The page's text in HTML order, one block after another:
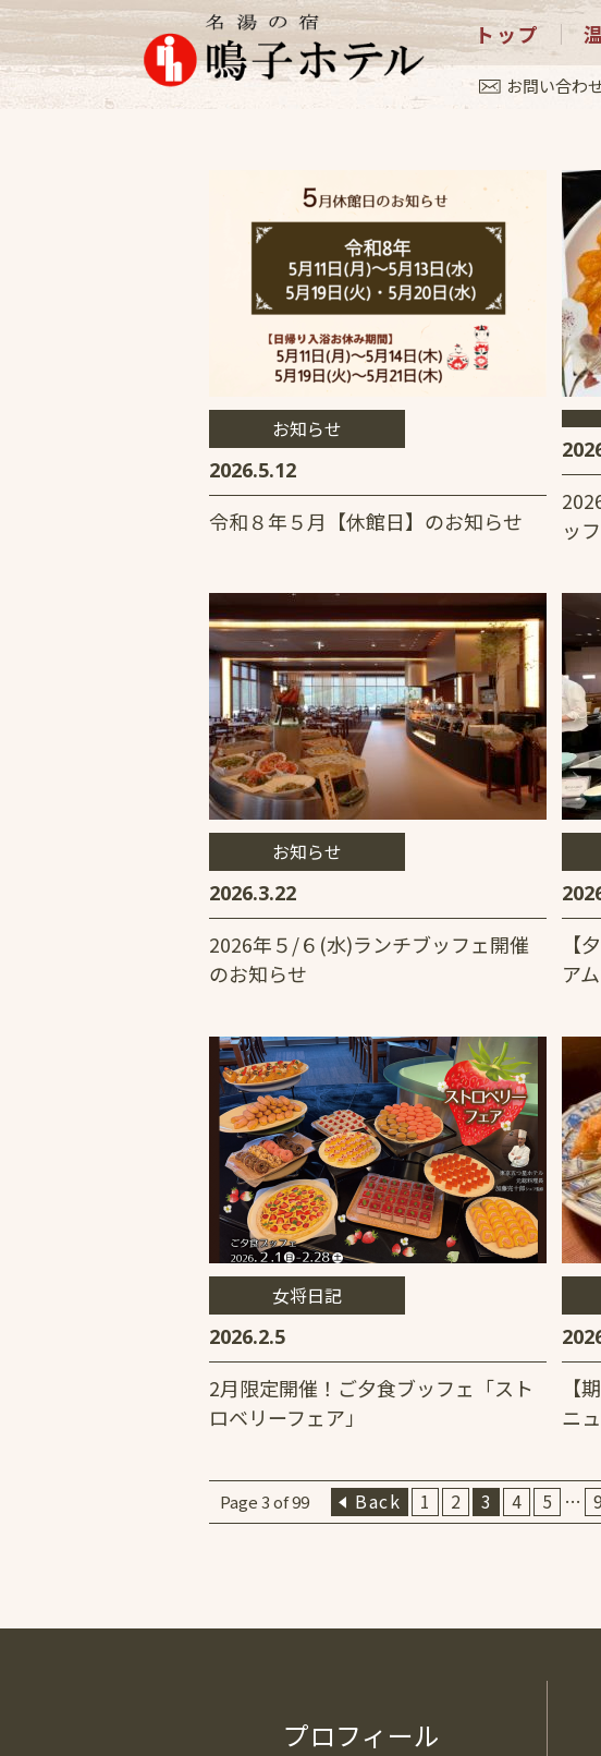
トップ
お問い合わ
お知らせ
2026.5.12
令和８年５月【休館日】のお知らせ
ッ
お知らせ
2026.3.22
2026年５/６(水)ランチブッフェ開催
のお知らせ
【
ア
女将日記
2026.2.5
2月限定開催！ご夕食ブッフェ「スト
ロベリーフェア」
【
ニ
Page 3 of 99 Back 1 2 3 4 5 …
プロフィール